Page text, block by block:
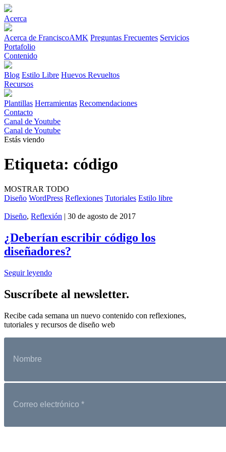
Acerca
Acerca de FranciscoAMK Preguntas Frecuentes Servicios
Portafolio
Contenido
Blog Estilo Libre Huevos Revueltos
Recursos
Plantillas Herramientas Recomendaciones
Contacto
Canal de Youtube
Canal de Youtube
Estás viendo
Etiqueta: código
MOSTRAR TODO
Diseño WordPress Reflexiones Tutoriales Estilo libre
Diseño, Reflexión | 30 de agosto de 2017
¿Deberían escribir código los
diseñadores?
Seguir leyendo
Suscríbete al newsletter.
Recibe cada semana un nuevo contenido con reflexiones,
tutoriales y recursos de diseño web